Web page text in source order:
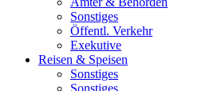
Sonstiges
Öffentl. Verkehr
Exekutive
Reisen & Speisen
Sonstiges
Sonstiges